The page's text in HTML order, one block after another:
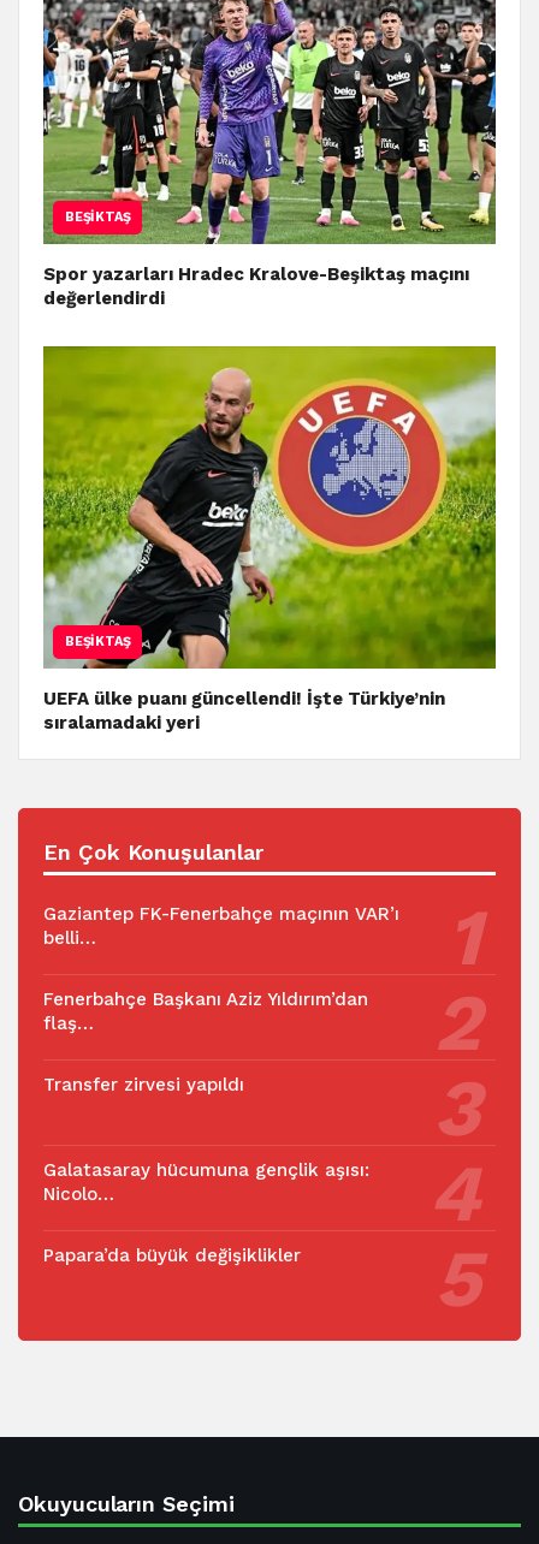
BEŞIKTAŞ
Spor yazarları Hradec Kralove-Beşiktaş maçını
değerlendirdi
BEŞIKTAŞ
UEFA ülke puanı güncellendi! İşte Türkiye’nin
sıralamadaki yeri
En Çok Konuşulanlar
Gaziantep FK-Fenerbahçe maçının VAR’ı
belli…
Fenerbahçe Başkanı Aziz Yıldırım’dan
flaş…
Transfer zirvesi yapıldı
Galatasaray hücumuna gençlik aşısı:
Nicolo…
Papara’da büyük değişiklikler
Okuyucuların Seçimi